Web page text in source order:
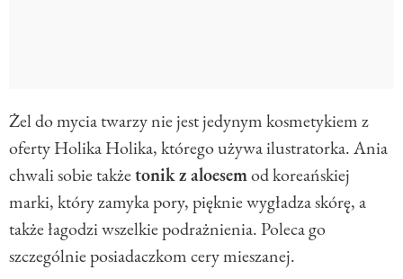
Żel do mycia twarzy nie jest jedynym kosmetykiem z
oferty Holika Holika, którego używa ilustratorka. Ania
chwali sobie takżetonik z aloesemod koreańskiej
marki, który zamyka pory, pięknie wygładza skórę, a
także łagodzi wszelkie podrażnienia. Poleca go
szczególnie posiadaczkom cery mieszanej.